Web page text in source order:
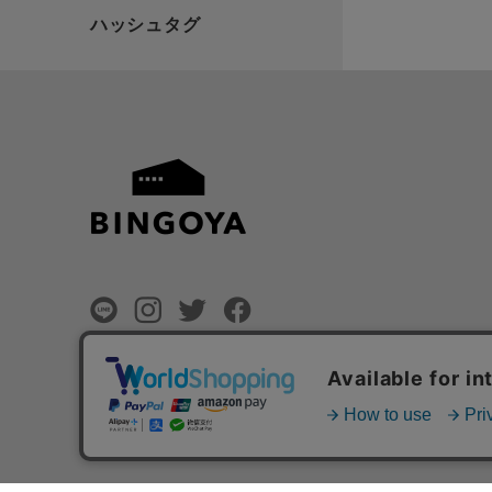
©BINGOYA Co,.Ltd.